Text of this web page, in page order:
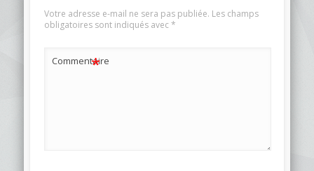
Votre adresse e-mail ne sera pas publiée. Les champs
obligatoires sont indiqués avec*
Commentaire
*